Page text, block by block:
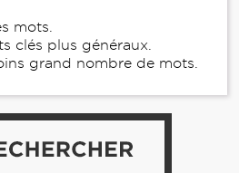
mots.
clés plus généraux.
grand nombre de mots.